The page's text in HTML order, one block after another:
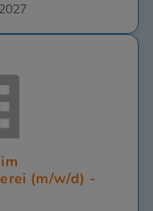
(m/w/d) -